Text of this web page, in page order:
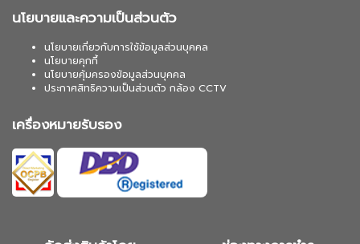
นโยบายและความเป็นส่วนตัว
นโยบายเกี่ยวกับการใช้ข้อมูลส่วนบุคคล
นโยบายคุกกี้
นโยบายคุ้มครองข้อมูลส่วนบุคคล
ประกาศสิทธิความเป็นส่วนตัว กล้อง CCTV
เครื่องหมายรับรอง